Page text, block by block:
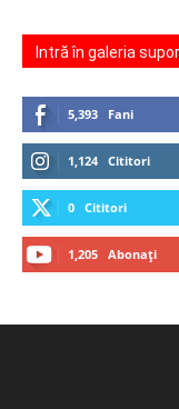
Intră în galeria
5,393 Fani
1,124 Cititori
0 Cititori
1,205 Abonați